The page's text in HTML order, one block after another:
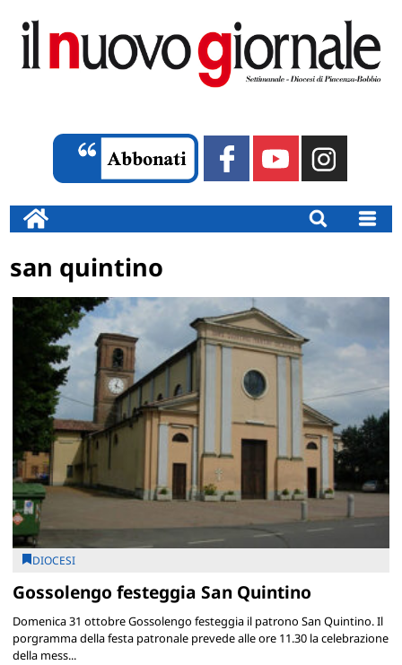
san quintino
DIOCESI
Gossolengo festeggia San Quintino
Domenica 31 ottobre Gossolengo festeggia il patrono San Quintino. Il
porgramma della festa patronale prevede alle ore 11.30 la celebrazione
della mess...